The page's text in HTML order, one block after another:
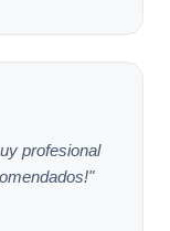
profesional